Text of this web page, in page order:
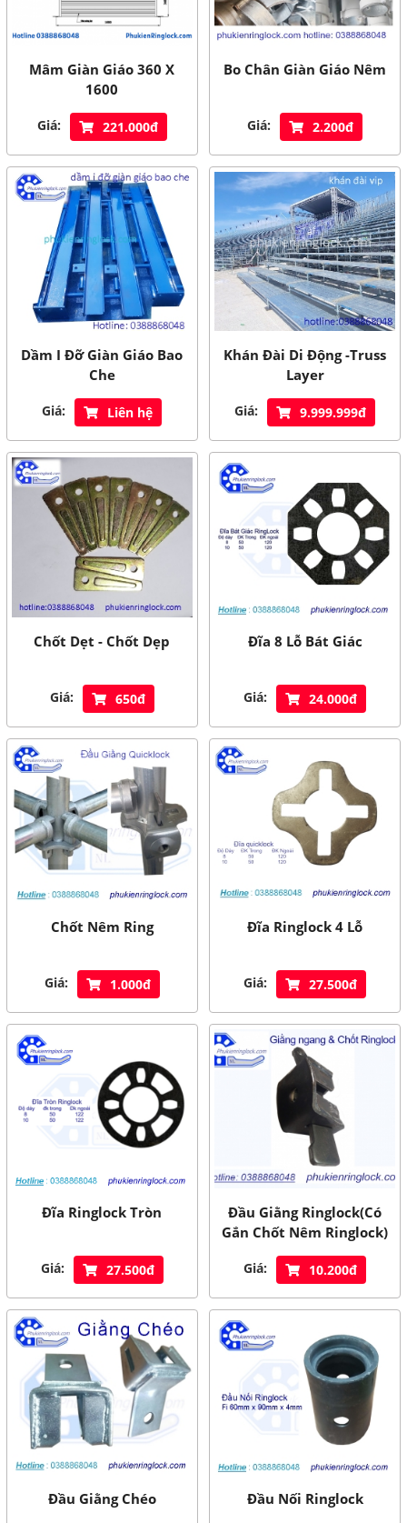
Mâm Giàn Giáo 360 X
1600
Giá: 221.000đ
Bo Chân Giàn Giáo Nêm
Giá: 2.200đ
Dầm I Đỡ Giàn Giáo Bao
Che
Giá: Liên hệ
Khán Đài Di Động -Truss
Layer
Giá: 9.999.999đ
Chốt Dẹt - Chốt Dẹp
Giá: 650đ
Đĩa 8 Lỗ Bát Giác
Giá: 24.000đ
Chốt Nêm Ring
Giá: 1.000đ
Đĩa Ringlock 4 Lỗ
Giá: 27.500đ
Đĩa Ringlock Tròn
Giá: 27.500đ
Đầu Giằng Ringlock(Có
Gắn Chốt Nêm Ringlock)
Giá: 10.200đ
Đầu Giằng Chéo Đầu Nối Ringlock